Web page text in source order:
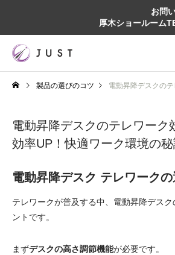
お問
厚木ショールーム
製品の選びのコツ 電動昇降デスクのテレワーク効果
電動昇降デスクのテレワーク
効率UP！快適ワーク環境の
電動昇降デスク テレワーク
テレワークが普及する中、電動昇降デス
ントです。
まずデスクの高さ調節機能が必要です。